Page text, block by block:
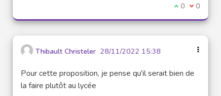
Je suis
0 Je ne
0
Thibault Christeler 28/11/2022 15:38
Pour cette proposition, je pense qu'il serait bien de
la faire plutôt au lycée